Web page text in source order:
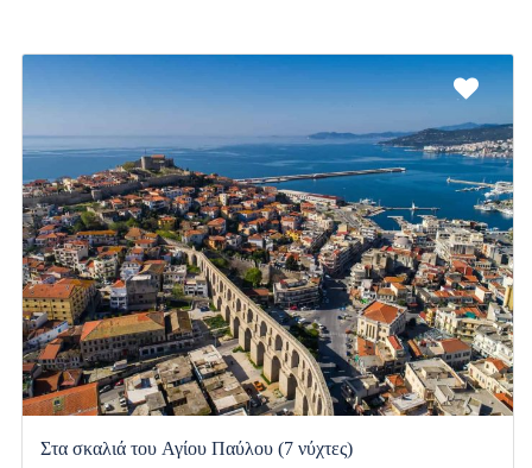
Στα σκαλιά του Αγίου Παύλου (7 νύχτες)